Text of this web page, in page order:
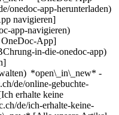
onedoc-app-herunterladen)
navigieren]
app-navigieren)
App]
in-die-onedoc-app)
der Verfügbarkeiten ist ein Fehler aufgetreten [Erneut versuchen](https://www.onedoc.ch) Expertisen: Reiseberatung, [Verkehrsmedizinische Kontrolluntersuchung STUFE 1](https://www.onedoc.ch/de/verkehrsmedizinische-kontrolluntersuchung-stufe-1/liestal), [Verkehrsmedizinische Kontrolluntersuchung STUFE 2](https://www.onedoc.ch/de/verkehrsmedizinische-kontrolluntersuchung-stufe-2/liestal)Mehr anzeigen [![Dr. med. Kathrin Müller, Fachärztin für Allgemeine Innere Medizin in Liestal](https://assets.onedoc.ch/images/users/58f70ee414af20